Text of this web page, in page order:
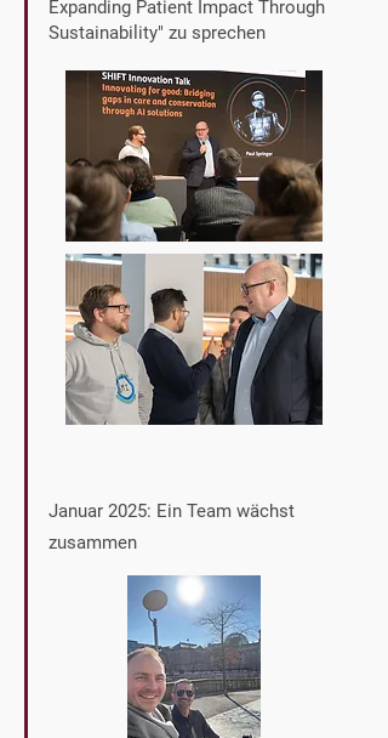
Expanding Patient Impact Through
Sustainability" zu sprechen
Januar 2025: Ein Team wächst
zusammen